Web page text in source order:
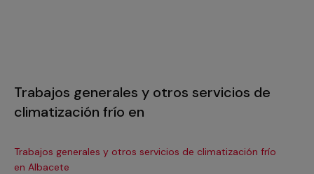
Trabajos generales y otros servicios de
climatización frío en
Trabajos generales y otros servicios de climatización frío
en Albacete